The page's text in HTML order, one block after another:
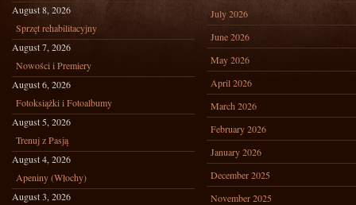
August 8, 2026
Sprzęt rehabilitacyjny
August 7, 2026
Nowości i Premiery
August 6, 2026
Fotoksiążki i Fotoalbumy
August 5, 2026
Trenuj z Pasją
August 4, 2026
Apeniny (Włochy)
August 3, 2026
July 2026
June 2026
May 2026
April 2026
March 2026
February 2026
January 2026
December 2025
November 2025